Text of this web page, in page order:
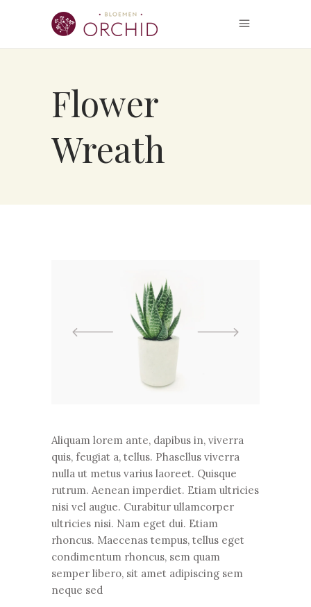
Flower
Wreath
Aliquam lorem ante, dapibus in, viverra
quis, feugiat a, tellus. Phasellus viverra
nulla ut metus varius laoreet. Quisque
rutrum. Aenean imperdiet. Etiam ultricies
nisi vel augue. Curabitur ullamcorper
ultricies nisi. Nam eget dui. Etiam
rhoncus. Maecenas tempus, tellus eget
condimentum rhoncus, sem quam
semper libero, sit amet adipiscing sem
neque sed